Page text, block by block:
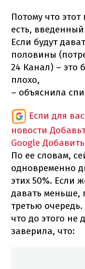
Потому что
есть,
Если будут
половины
24 Канал) – это
плохо,
– объяснила
Если для
новости
Google Добавить
По ее словам,
одновременно
этих 50%. Если
давать меньше,
третью
что до этого не
заверила, что: